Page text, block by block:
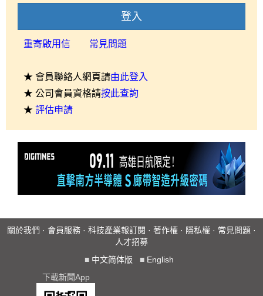
登入
重寄啟用信 常見問題
★ 會員聯絡人網頁請由此登入
★ 公司會員資格請按此查詢
★ 評估申請
關於我們 · 會員服務 · 科技產業報訂閱 · 著作權 · 隱私權 · 常見問題 ·
人才招募
■ 中文简体版 ■ English
下載新聞App